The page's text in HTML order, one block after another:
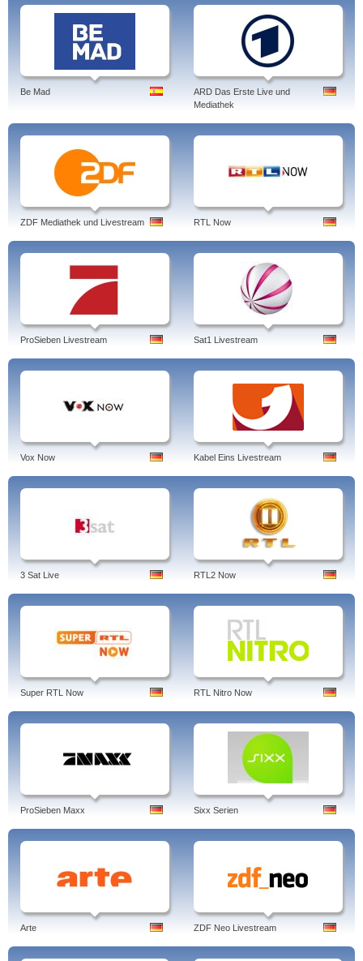
Be Mad
ARD Das Erste Live und
Mediathek
ZDF Mediathek und Livestream RTL Now
ProSieben Livestream Sat1 Livestream
Vox Now Kabel Eins Livestream
3 Sat Live RTL2 Now
Super RTL Now RTL Nitro Now
ProSieben Maxx Sixx Serien
Arte ZDF Neo Livestream